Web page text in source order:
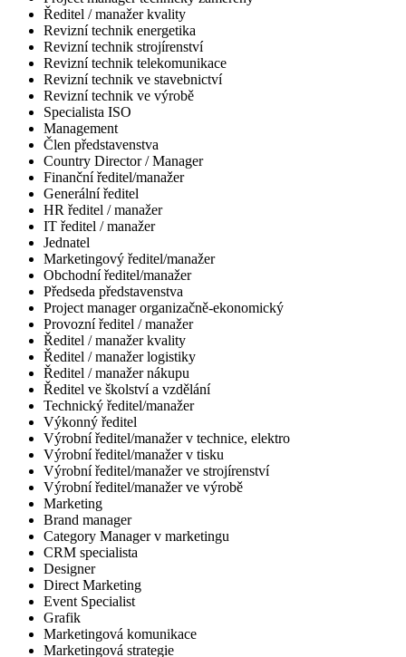
Ředitel / manažer kvality
Revizní technik energetika
Revizní technik strojírenství
Revizní technik telekomunikace
Revizní technik ve stavebnictví
Revizní technik ve výrobě
Specialista ISO
Management
Člen představenstva
Country Director / Manager
Finanční ředitel/manažer
Generální ředitel
HR ředitel / manažer
IT ředitel / manažer
Jednatel
Marketingový ředitel/manažer
Obchodní ředitel/manažer
Předseda představenstva
Project manager organizačně-ekonomický
Provozní ředitel / manažer
Ředitel / manažer kvality
Ředitel / manažer logistiky
Ředitel / manažer nákupu
Ředitel ve školství a vzdělání
Technický ředitel/manažer
Výkonný ředitel
Výrobní ředitel/manažer v technice, elektro
Výrobní ředitel/manažer v tisku
Výrobní ředitel/manažer ve strojírenství
Výrobní ředitel/manažer ve výrobě
Marketing
Brand manager
Category Manager v marketingu
CRM specialista
Designer
Direct Marketing
Event Specialist
Grafik
Marketingová komunikace
Marketingová strategie